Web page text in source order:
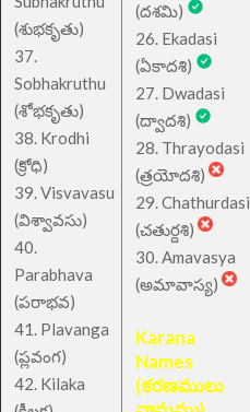
(శుభకృతు)
37.
Sobhakruthu
(శోభకృతు)
38. Krodhi
(క్రోధి)
39. Visvavasu
(విశ్వావసు)
40.
Parabhava
(పరాభవ)
41. Plavanga
(ప్లవంగ)
42. Kilaka
(దశమి)
26. Ekadasi
(ఏకాదశి)
27. Dwadasi
(ద్వాదశి)
28. Thrayodasi
(త్రయోదశి)
29. Chathurdasi
(చతుర్దశి)
30. Amavasya
(అమావాస్య)
Karana
Names
(కరణములు